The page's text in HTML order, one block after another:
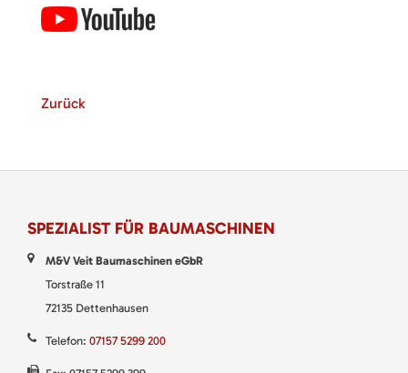
Zurück
SPEZIALIST FÜR BAUMASCHINEN
M&V Veit Baumaschinen eGbR
Torstraße 11
72135 Dettenhausen
Telefon: 07157 5299 200